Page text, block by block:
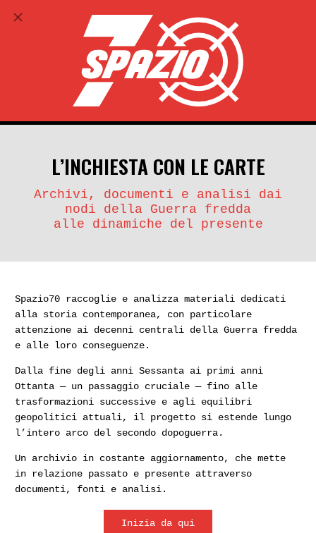
ABBONATI
search account_circle
L’INCHIESTA CON LE CARTE
Archivi, documenti e analisi dai
nodi della Guerra fredda
alle dinamiche del presente
Spazio70 raccoglie e analizza materiali dedicati
alla storia contemporanea, con particolare
attenzione ai decenni centrali della Guerra fredda
e alle loro conseguenze.
Dalla fine degli anni Sessanta ai primi anni
Ottanta — un passaggio cruciale — fino alle
trasformazioni successive e agli equilibri
geopolitici attuali, il progetto si estende lungo
l’intero arco del secondo dopoguerra.
Un archivio in costante aggiornamento, che mette
in relazione passato e presente attraverso
documenti, fonti e analisi.
Inizia da qui